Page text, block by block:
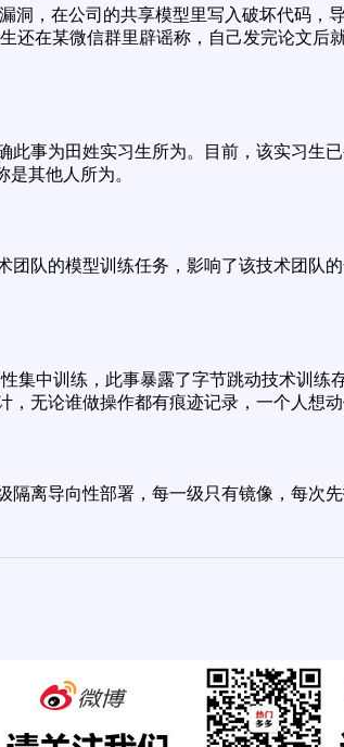
洞，在公司的共享模型里写入破坏代码
还在某微信群里辟谣称，自己发完论文后
此事为田姓实习生所为。目前，该实习生
其他人所为。
队的模型训练任务，影响了该技术团队
集中训练，此事暴露了字节跳动技术训
无论谁做操作都有痕迹记录，一个人想动
隔离导向性部署，每一级只有镜像，每次